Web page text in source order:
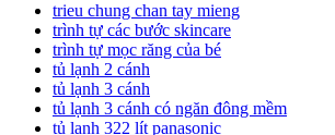
trieu chung chan tay mieng
trình tự các bước skincare
trình tự mọc răng của bé
tủ lạnh 2 cánh
tủ lạnh 3 cánh
tủ lạnh 3 cánh có ngăn đông mềm
tủ lạnh 322 lít panasonic